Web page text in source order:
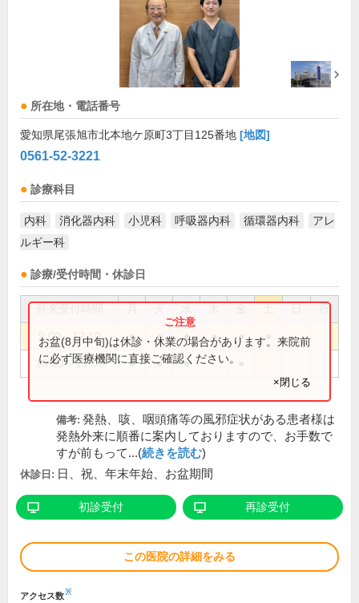
所在地・電話番号
愛知県尾張旭市北本地ケ原町3丁目125番地 [地図]
0561-52-3221
診療科目
内科 消化器内科 小児科 呼吸器内科 循環器内科
アレ
ルギー科
診療/受付時間・休診日
祝
9:00～12:10 ● ● ● ● ●
16:30～19:00 ● ● ●
お盆(8月中旬)は休診・休業の場合があります。来院前
に必ず医療機関に直接ご確認ください。
×閉じる
備考: 発熱、咳、咽頭痛等の風邪症状がある患者様は
発熱外来に順番に案内しておりますので、お手数で
すが前もって...(続きを読む)
休診日: 日、祝、年末年始、お盆期間
初診受付 再診受付
この医院の詳細をみる
アクセス数※